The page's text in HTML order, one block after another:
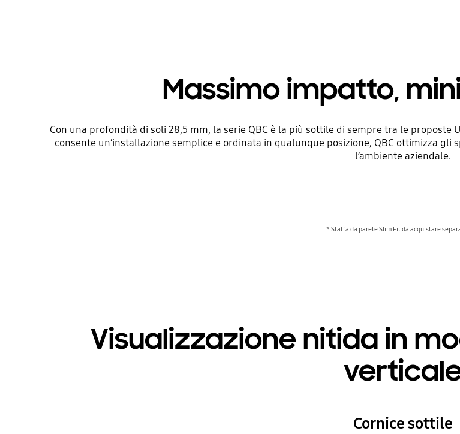
Massimo impatto,
Con una profondità di soli 28,5 mm, la serie QBC è la più sottile di sempre tra le proposte
consente un’installazione semplice e ordinata in qualunque posizione, QBC ottimizza
l’ambiente aziendale.
* Staffa da parete Slim Fit da acquistare
Visualizzazione nitida in
Cornice sottile